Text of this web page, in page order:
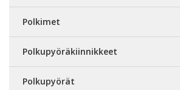
Polkimet
Polkupyöräkiinnikkeet
Polkupyörät